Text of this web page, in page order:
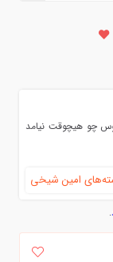
چو هیچوقت نیامد
امین شیخی
.